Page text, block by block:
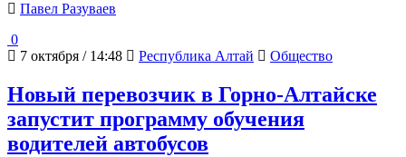
Павел Разуваев
0
7 октября / 14:48
Республика Алтай Общество
Новый перевозчик в Горно-Алтайске
запустит программу обучения
водителей автобусов